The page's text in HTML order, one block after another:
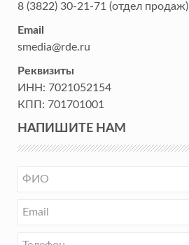
8 (3822) 30-21-71 (отдел продаж)
Email
smedia@rde.ru
Реквизиты
ИНН: 7021052154
КПП: 701701001
НАПИШИТЕ НАМ